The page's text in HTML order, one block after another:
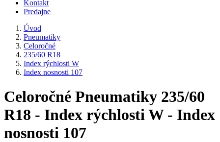
Kontakt
Predajne
Úvod
Pneumatiky
Celoročné
235/60 R18
Index rýchlosti W
Index nosnosti 107
Celoročné Pneumatiky 235/60
R18 - Index rýchlosti W - Index
nosnosti 107